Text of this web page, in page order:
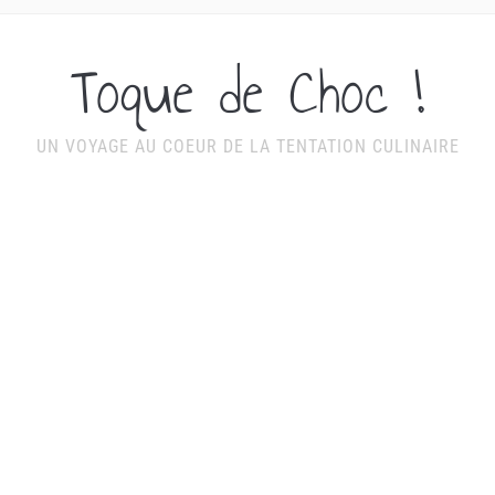
Toque de Choc !
UN VOYAGE AU COEUR DE LA TENTATION CULINAIRE